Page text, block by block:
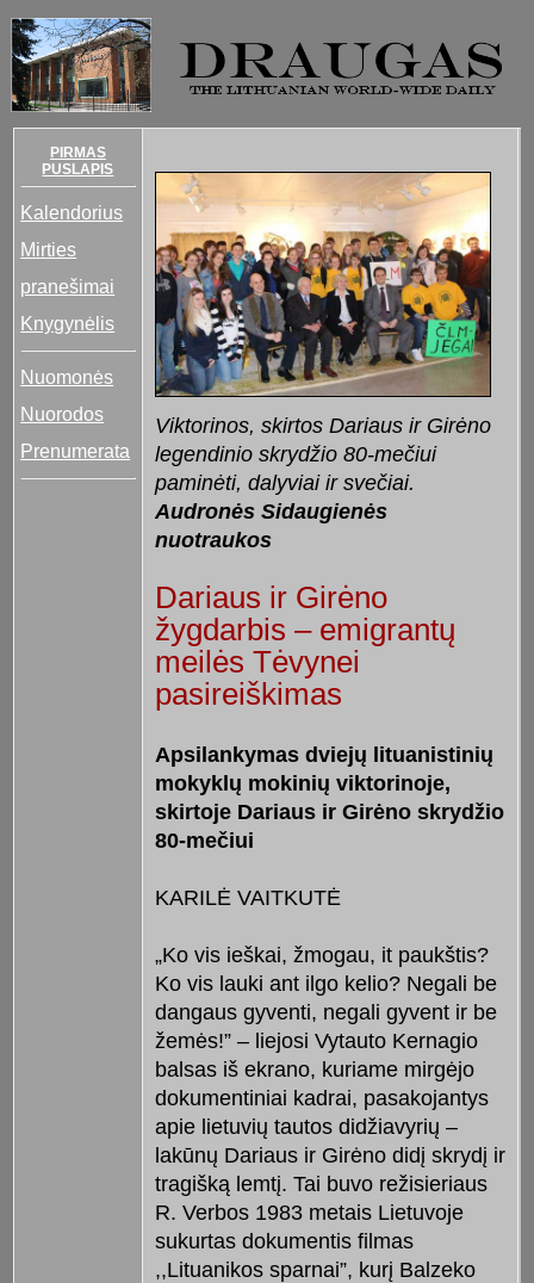
PIRMAS
PUSLAPIS
Kalendorius
Mirties
pranešimai
Knygynėlis
Nuomonės
Nuorodos
Prenumerata
Viktorinos, skirtos Dariaus ir Girėno
legendinio skrydžio 80-mečiui
paminėti, dalyviai ir svečiai.
Audronės Sidaugienės
nuotraukos
Dariaus ir Girėno
žygdarbis – emigrantų
meilės Tėvynei
pasireiškimas
Apsilankymas dviejų lituanistinių
mokyklų mokinių viktorinoje,
skirtoje Dariaus ir Girėno skrydžio
80-mečiui
KARILĖ VAITKUTĖ
„Ko vis ieškai, žmogau, it paukštis?
Ko vis lauki ant ilgo kelio? Negali be
dangaus gyventi, negali gyvent ir be
žemės!” – liejosi Vytauto Kernagio
balsas iš ekrano, kuriame mirgėjo
dokumentiniai kadrai, pasakojantys
apie lietuvių tautos didžiavyrių –
lakūnų Dariaus ir Girėno didį skrydį ir
tragišką lemtį. Tai buvo režisieriaus
R. Verbos 1983 metais Lietuvoje
sukurtas dokumentis filmas
,,Lituanikos sparnai”, kurį Balzeko